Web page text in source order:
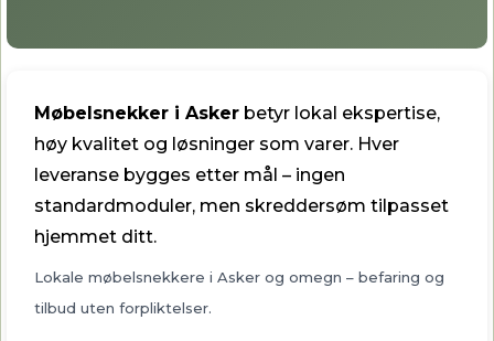
Møbelsnekker i Asker betyr lokal ekspertise,
høy kvalitet og løsninger som varer. Hver
leveranse bygges etter mål – ingen
standardmoduler, men skreddersøm tilpasset
hjemmet ditt.
Lokale møbelsnekkere i Asker og omegn – befaring og
tilbud uten forpliktelser.